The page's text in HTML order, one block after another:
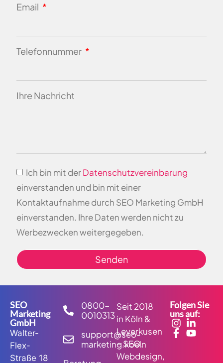
Email
Telefonnummer
Ihre Nachricht
Ich bin mit derDatenschutzvereinbarung
einverstanden und bin mit einer
Kontaktaufnahme durch SEO Marketing GmbH
einverstanden. Ihre Daten werden nicht zu
Werbezwecken weitergegeben.
Senden
SEO
Marketing
GmbH
Walter-
Flex-
Straße 18
0800-
0010313
support@seo-
marketing.koeln
Seit 2018
in Köln &
Leverkusen
– SEO,
Webdesign,
Folgen Sie
uns auf: